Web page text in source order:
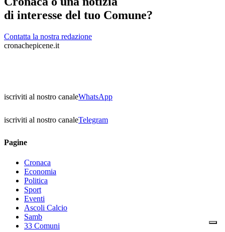
di interesse del tuo Comune?
Contatta la nostra redazione
cronachepicene.it
iscriviti al nostro canaleWhatsApp
iscriviti al nostro canaleTelegram
Pagine
Cronaca
Economia
Politica
Sport
Eventi
Ascoli Calcio
Samb
33 Comuni